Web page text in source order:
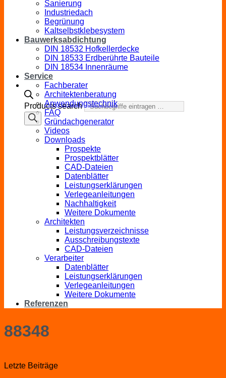
Products search
Sanierung
Industriedach
Begrünung
Kaltselbstklebesystem
Bauwerksabdichtung
DIN 18532 Hofkellerdecke
DIN 18533 Erdberührte Bauteile
DIN 18534 Innenräume
Service
Fachberater
Architektenberatung
Anwendungstechnik
FAQ
Gründachgenerator
Videos
Downloads
Prospekte
Prospektblätter
CAD-Dateien
Datenblätter
Leistungserklärungen
Verlegeanleitungen
Nachhaltigkeit
Weitere Dokumente
Architekten
Leistungsverzeichnisse
Ausschreibungstexte
CAD-Dateien
Verarbeiter
Datenblätter
Leistungserklärungen
Verlegeanleitungen
Weitere Dokumente
Referenzen
88348
Letzte Beiträge